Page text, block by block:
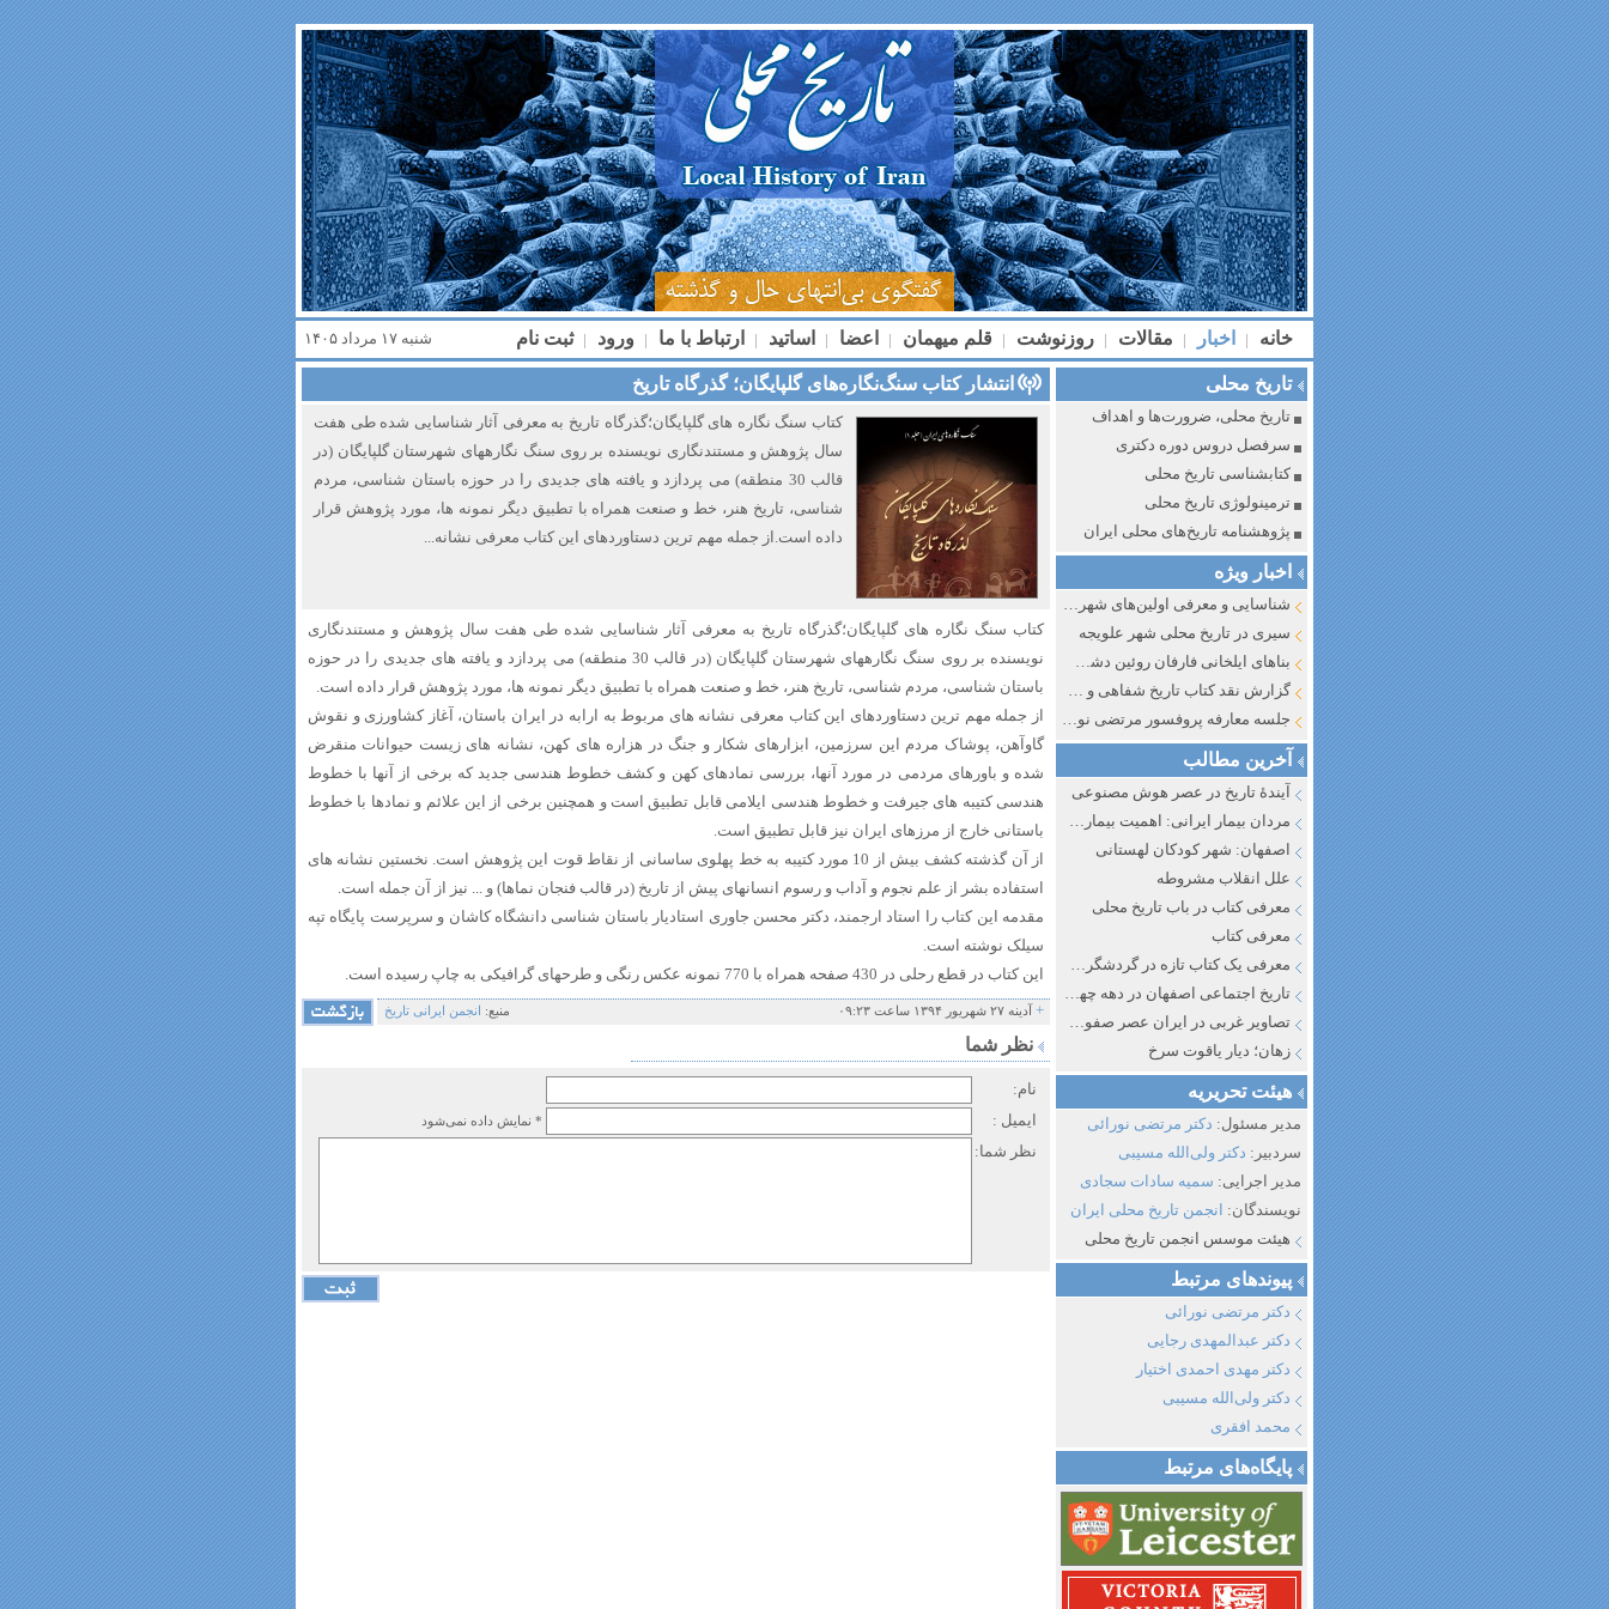
خانه | اخبار | مقالات | روزنوشت | قلم میهمان | اعضا | اساتید | ارتباط با ما | ورود | ثبت نام شنبه ۱۷ مرداد ۱۴۰۵
تاریخ محلی
تاریخ محلی، ضرورت‌ها و اهداف
سرفصل دروس دوره دکتری
کتابشناسی تاریخ محلی
ترمینولوژی تاریخ محلی
پژوهشنامه تاریخ‌های محلی ایران
اخبار ویژه
شناسایی و معرفی اولین‌های شهر مشهد
سیری در تاریخ محلی شهر علویجه
بناهای ایلخانی فارفان روئین دشت اصفهان
گزارش نقد کتاب تاریخ شفاهی و جایگاه آن در تاریخ نگاری معاصر ایران ۱۳۸۵-۱۳۵۸
جلسه معارفه پروفسور مرتضی نورائی در دپارتمان شرق‌شناسی دانشگاه صوفیا، بلغارستان
آخرین مطالب
آیندهٔ تاریخ در عصر هوش مصنوعی
مردان بیمار ایرانی: اهمیت بیماری به عنوان عاملی در تفسیر تاریخ سیاسی ایران جدید
اصفهان: شهر کودکان لهستانی
علل انقلاب مشروطه
معرفی کتاب در باب تاریخ محلی
معرفی کتاب
معرفی یک کتاب تازه در گردشگری اصفهان
تاریخ اجتماعی اصفهان در دهه چهل و پنجاه از نگاه طنز نوروز جمشاد
تصاویر غربی در ایران عصر صفوی و قاجار
زهان؛ دیار یاقوت سرخ
هیئت تحریریه
مدیر مسئول: دکتر مرتضی نورائی
سردبیر: دکتر ولی‌الله مسیبی
مدیر اجرایی: سمیه سادات سجادی
نویسندگان: انجمن تاریخ محلی ایران
هیئت موسس انجمن تاریخ محلی
پیوند‌های مرتبط
دکتر مرتضی نورائی
دکتر عبدالمهدی رجایی
دکتر مهدی احمدی اختیار
دکتر ولی‌الله مسیبی
محمد افقری
پایگاه‌های مرتبط
انتشار کتاب سنگ‌نگاره‌های گلپایگان؛ گذرگاه تاریخ
کتاب سنگ نگاره های گلپایگان؛گذرگاه تاریخ به معرفی آثار شناسایی شده طی هفت
سال پژوهش و مستندنگاری نویسنده بر روی سنگ نگارههای شهرستان گلپایگان (در
قالب 30 منطقه) می پردازد و یافته های جدیدی را در حوزه باستان شناسی، مردم
شناسی، تاریخ هنر، خط و صنعت همراه با تطبیق دیگر نمونه ها، مورد پژوهش قرار
داده است.از جمله مهم ترین دستاوردهای این کتاب معرفی نشانه...
کتاب سنگ نگاره های گلپایگان؛گذرگاه تاریخ به معرفی آثار شناسایی شده طی هفت سال پژوهش و مستندنگاری
نویسنده بر روی سنگ نگارههای شهرستان گلپایگان (در قالب 30 منطقه) می پردازد و یافته های جدیدی را در حوزه
باستان شناسی، مردم شناسی، تاریخ هنر، خط و صنعت همراه با تطبیق دیگر نمونه ها، مورد پژوهش قرار داده است.
از جمله مهم ترین دستاوردهای این کتاب معرفی نشانه های مربوط به ارابه در ایران باستان، آغاز کشاورزی و نقوش
گاوآهن، پوشاک مردم این سرزمین، ابزارهای شکار و جنگ در هزاره های کهن، نشانه های زیست حیوانات منقرض
شده و باورهای مردمی در مورد آنها، بررسی نمادهای کهن و کشف خطوط هندسی جدید که برخی از آنها با خطوط
هندسی کتیبه های جیرفت و خطوط هندسی ایلامی قابل تطبیق است و همچنین برخی از این علائم و نمادها با خطوط
باستانی خارج از مرزهای ایران نیز قابل تطبیق است.
از آن گذشته کشف بیش از 10 مورد کتیبه به خط پهلوی ساسانی از نقاط قوت این پژوهش است. نخستین نشانه های
استفاده بشر از علم نجوم و آداب و رسوم انسانهای پیش از تاریخ (در قالب فنجان نماها) و ... نیز از آن جمله است.
مقدمه این کتاب را استاد ارجمند، دکتر محسن جاوری استادیار باستان شناسی دانشگاه کاشان و سرپرست پایگاه تپه
سیلک نوشته است.
این کتاب در قطع رحلی در 430 صفحه همراه با 770 نمونه عکس رنگی و طرحهای گرافیکی به چاپ رسیده است.
+ آدینه ۲۷ شهریور ۱۳۹۴ ساعت ۰۹:۲۳ منبع: انجمن ایرانی تاریخ
نظر شما
نام:
ایمیل :
* نمایش داده نمی‌شود
نظر شما: